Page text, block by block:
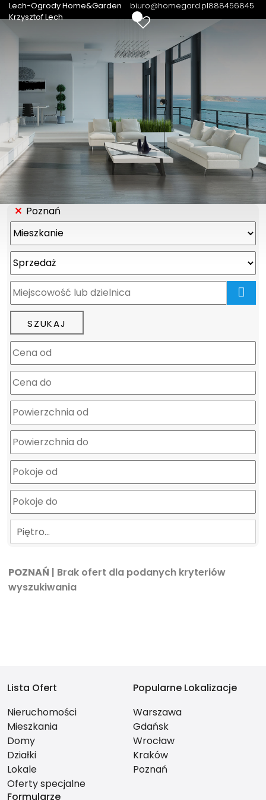
Lech-Ogrody Home&Garden
Krzysztof Lech
biuro@homegard.pl888456845
0
Poznań
Piętro…
POZNAŃ | Brak ofert dla podanych kryteriów
wyszukiwania
Lista Ofert
Nieruchomości
Mieszkania
Domy
Działki
Lokale
Oferty specjalne
Popularne Lokalizacje
Warszawa
Gdańsk
Wrocław
Kraków
Poznań
Formularze